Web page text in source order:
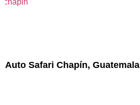
Auto Safari Chapín, Guatemala